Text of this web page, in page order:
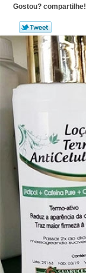
Gostou? compartilhe!